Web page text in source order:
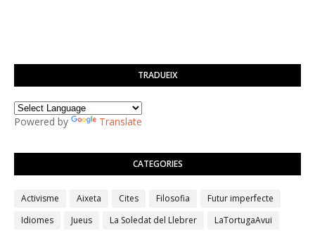
TRADUEIX
Powered by Translate
CATEGORIES
Activisme Aixeta Cites Filosofia
Futur imperfecte
Idiomes
Jueus La Soledat del Llebrer LaTortugaAvui